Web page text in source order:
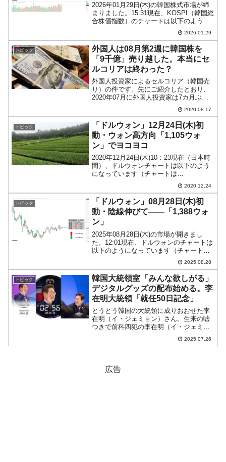
2026年01月29日(木)の韓国株式市場が締
まりました。15:31現在、KOSPI（韓国総
合株価指数）のチャートは以下のように
『Investing.com』より引用）。底から戻
しましたが陰線で終わりました。KOSP...
2026.01.29
トピック
外国人は08月第2週に韓国株を
「9千億」売り越した。本当にセ
ルコリアは終わった？
外国人投資家によるセルコリア（韓国売
り）の件です。先にご紹介したとおり、
2020年07月に外国人投資家は7カ月ぶり
に韓国株式市場で「買い越し」に転じま
した（月次データによる）。韓国メディ
アではこれを「外国人投資家が帰ってき
た！」と喜んでいる...
2020.08.17
トピック
「ドルウォン」12月24日(木)初
動・ウォン高方向「1,105ウォ
ン」でヨコヨコ
2020年12月24日(木)10：23現在（日本時
間）、ドルウォンチャートは以下のよう
になっています（チャートは
『Investing.com』より引用：以下同）。
ウォン安方向へ上がってスタートしまし
たが陰線です。「1ドル＝1,105ウォ
ン」...
2020.12.24
トピック
「ドルウォン」08月28日(木)初
動・陰線伸びて――「1,388ウォ
ン」
2025年08月28日(木)の市場が開きまし
た。12:01現在、ドルウォンのチャートは
以下のようになっています（チャートは
『Investing.com』より引用）。陰線が伸
びています。現在のところ「1ドル＝
1,388ウォン」近辺の攻防となっ...
2025.08.28
トピック
韓国大統領室「みんな欲しがる」
デジタルグッズの配布始める。李
在明大統領「就任50日記念」
とうとう韓国の大統領に成りおおせた李
在明（イ・ジェミョン）さん。生来の嘘
つきで前科四犯の李在明（イ・ジェミョ
ン）さん率いる政府ができてしまったわ
けですが、大統領室が面白いことになっ
2025.07.26
広告